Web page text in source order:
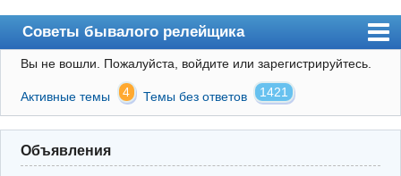
Советы бывалого релейщика
Форум
Правила
Поиск
Регистрация
Вы не вошли. Пожалуйста, войдите или зарегистрируйтесь.
Активные темы 4 Темы без ответов 1421
Объявления